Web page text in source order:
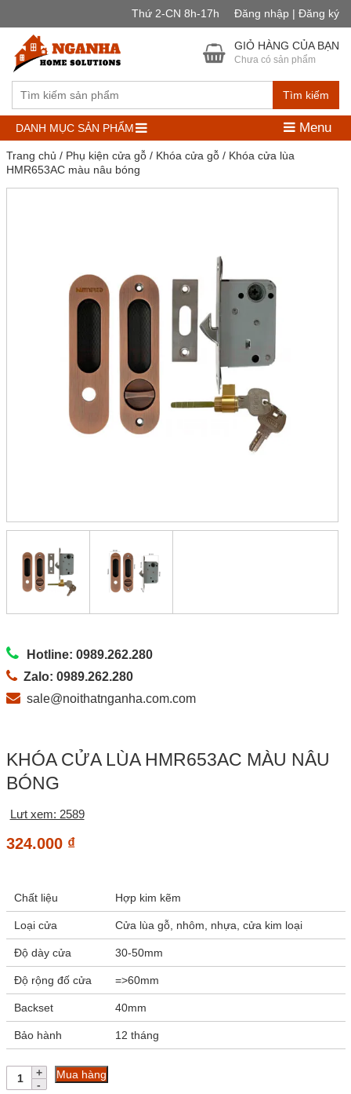
Thứ 2-CN 8h-17h Đăng nhập | Đăng ký
Tìm kiếm
GIỎ HÀNG CỦA BẠN
Chưa có sản phẩm
DANH MỤC SẢN PHẨM Menu
Trang chủ / Phụ kiện cửa gỗ/ Khóa cửa gỗ/ Khóa cửa lùa
HMR653AC màu nâu bóng
Hotline: 0989.262.280
Zalo: 0989.262.280
sale@noithatnganha.com.com
KHÓA CỬA LÙA HMR653AC MÀU NÂU
BÓNG
Lưt xem: 2589
324.000 ₫
Chất liệu Hợp kim kẽm
Loại cửa Cửa lùa gỗ, nhôm, nhựa, cửa kim loại
Độ dày cửa 30-50mm
Độ rộng đố cửa =>60mm
Backset 40mm
Bảo hành 12 tháng
Khóa
cửa
Mua hàng